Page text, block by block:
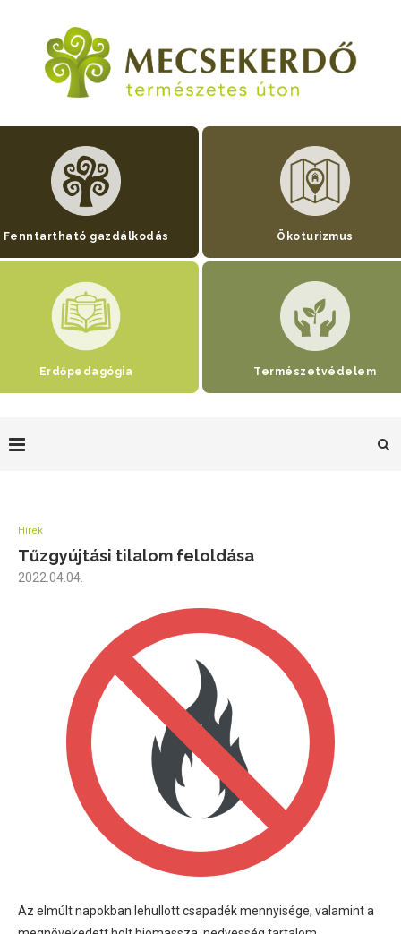
Fenntartható gazdálkodás Ökoturizmus
Erdőpedagógia Természetvédelem
Hírek
Tűzgyújtási tilalom feloldása
2022.04.04.
Az elmúlt napokban lehullott csapadék mennyisége, valamint a